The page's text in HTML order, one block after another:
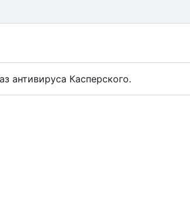
антивируса Касперского.